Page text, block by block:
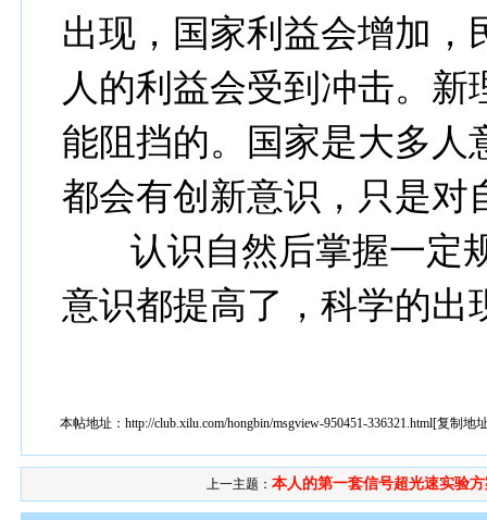
出现，国家利益会增加，
人的利益会受到冲击。
能阻挡的。国家是大多人
都会有创新意识，只是对
认识自然后掌握一定
意识都提高了，科学的出
本帖地址：http://club.xilu.com/hongbin/msgview-950451-336321.html[复制地
上一主题： 本人的第一套信号超光速实验